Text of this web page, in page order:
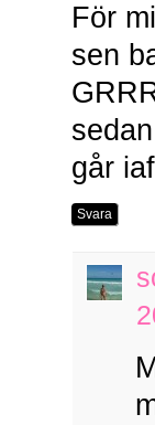
För
sen
går
Svara